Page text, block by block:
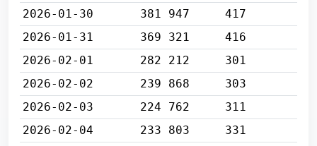
2026-01-30
381 947
417
2026-01-31
369 321
416
2026-02-01
282 212
301
2026-02-02
239 868
303
2026-02-03
224 762
311
2026-02-04
233 803
331